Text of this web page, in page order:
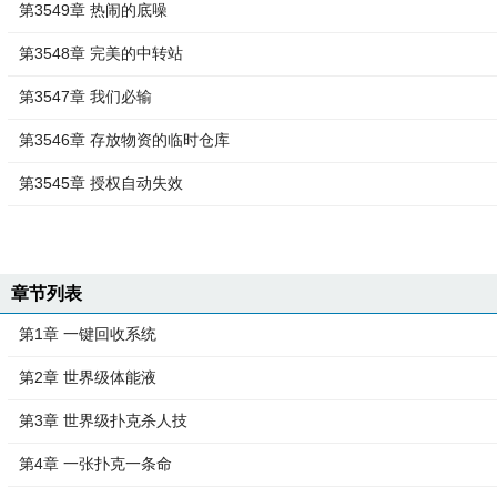
第3549章 热闹的底噪
第3548章 完美的中转站
第3547章 我们必输
第3546章 存放物资的临时仓库
第3545章 授权自动失效
章节列表
第1章 一键回收系统
第2章 世界级体能液
第3章 世界级扑克杀人技
第4章 一张扑克一条命